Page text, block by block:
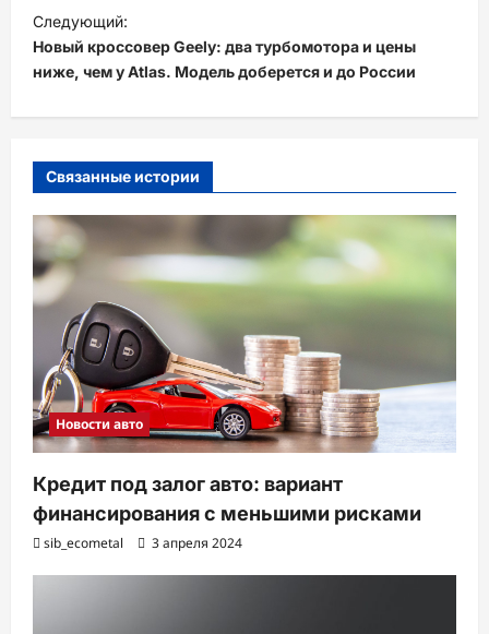
и
г
а
ц
я
з
а
п
и
Следующий:
Новый кроссовер Geely: два турбомотора и цены
ниже, чем у Atlas. Модель доберется и до России
Связанные истории
Новости авто
Кредит под залог авто: вариант
финансирования с меньшими рисками
sib_ecometal 3 апреля 2024